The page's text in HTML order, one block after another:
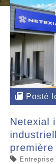
Posté
Netexial
Entreprise